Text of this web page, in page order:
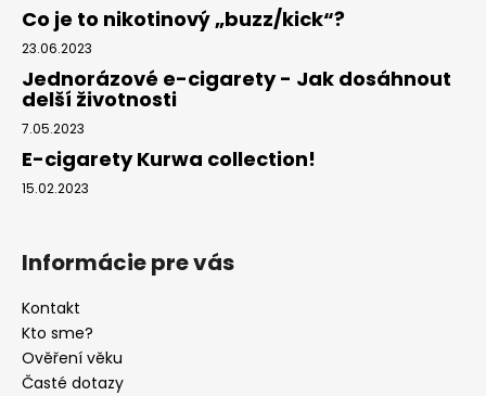
Co je to nikotinový „buzz/kick“?
23.06.2023
Jednorázové e-cigarety - Jak dosáhnout
delší životnosti
7.05.2023
E-cigarety Kurwa collection!
15.02.2023
Informácie pre vás
Kontakt
Kto sme?
Ověření věku
Časté dotazy